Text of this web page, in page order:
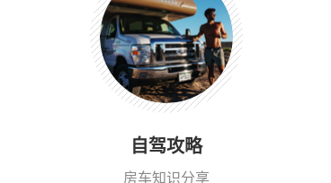
自驾攻略
房车知识分享